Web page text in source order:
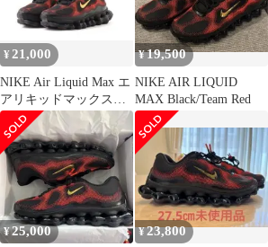
¥ 21,000
NIKE Air Liquid Max エ
アリキッドマックス
27.5cm
¥19,500
NIKE AIR LIQUID
MAX Black/Team Red
¥25,000 ¥23,800